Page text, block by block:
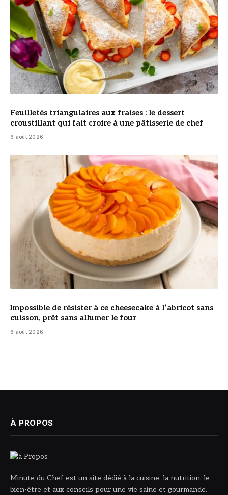
Feuilletés triangulaires aux fraises : le dessert
croustillant qui fait croire à une pâtisserie de chef
6 août 2026
© DR
Impossible de résister à ce cheesecake à l’abricot sans
cuisson, prêt sans allumer le four
6 août 2026
À PROPOS
Minute du Chef est un site dédié à la cuisine, la nutrition, le
bien-être et aux conseils pour une vie saine et gourmande.